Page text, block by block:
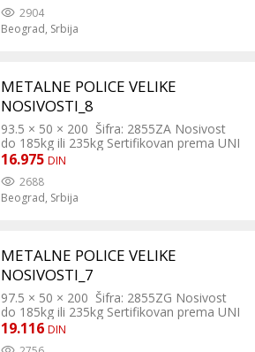
konstrukcija Čelične ivice sprečavaju
ispadanje registratora Osnova i delovi koji
2904
Beograd, Srbija
METALNE POLICE VELIKE
NOSIVOSTI_8
93.5 × 50 × 200 Šifra: 2855ZA Nosivost
do 185kg ili 235kg Sertifikovan prema UNI
EN 10147, UNI EN 10149, UNI EN 10204
Okvir i postolje napravljeni od stabilnih
metalnih delova, potpuno pocinkovani
nadovezivanja Unapred montirani bočni
paneli
16.975 DIN
2688
Beograd, Srbija
METALNE POLICE VELIKE
NOSIVOSTI_7
97.5 × 50 × 200 Šifra: 2855ZG Nosivost
do 185kg ili 235kg Sertifikovan prema UNI
EN 10147, UNI EN 10149, UNI EN 10204
19.116 DIN